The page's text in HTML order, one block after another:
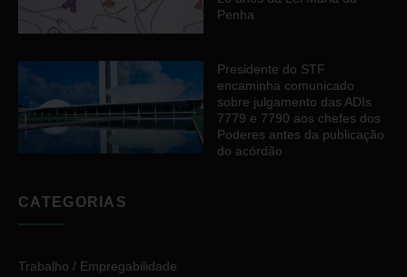
Penha
Presidente do STF
encaminha comunicado
sobre julgamento das ADIs
7779 e 7790 aos chefes dos
Poderes antes da publicação
do acórdão
CATEGORIAS
Trabalho / Empregabilidade